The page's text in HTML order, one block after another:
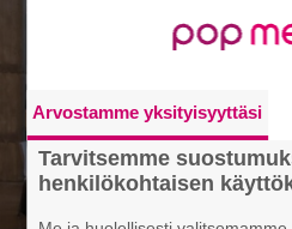
Arvostamme yksityisyyttäsi
Tarvitsemme
henkilökohtaisen